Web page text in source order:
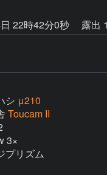
22時42分0秒
露出
シ μ210
Toucam II
3×
プリズム